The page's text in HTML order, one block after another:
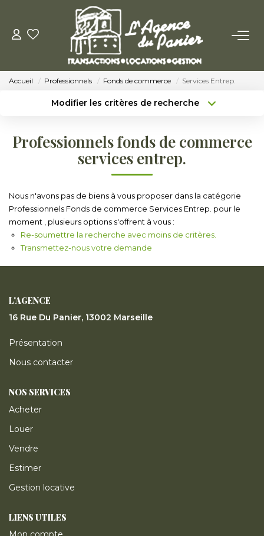
ACHETER
Nos Conseils Pour Acquérir
LOUER
Louer
Nos Conseils Aux Locataires
VENDRE
GESTION LOCATIVE
Accueil Professionnels Fonds de commerce Services Entrep.
Modifier les critères de recherche
Sélectionnez...
Type de bien
Créer une alerte
Professionnels fonds de commerce
services entrep.
Nous n'avons pas de biens à vous proposer dans la catégorie
Professionnels Fonds de commerce Services Entrep. pour le
moment , plusieurs options s'offrent à vous :
Re-soumettre la recherche avec moins de critères.
Transmettez-nous votre demande
L'AGENCE
16 Rue Du Panier, 13002 Marseille
Présentation
Nous contacter
NOS SERVICES
Acheter
Louer
Vendre
Estimer
Gestion locative
LIENS UTILES